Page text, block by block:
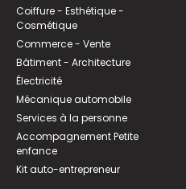
Coiffure - Esthétique -
Cosmétique
Commerce - Vente
Bâtiment - Architecture
Électricité
Mécanique automobile
Services à la personne
Accompagnement Petite
enfance
Kit auto-entrepreneur